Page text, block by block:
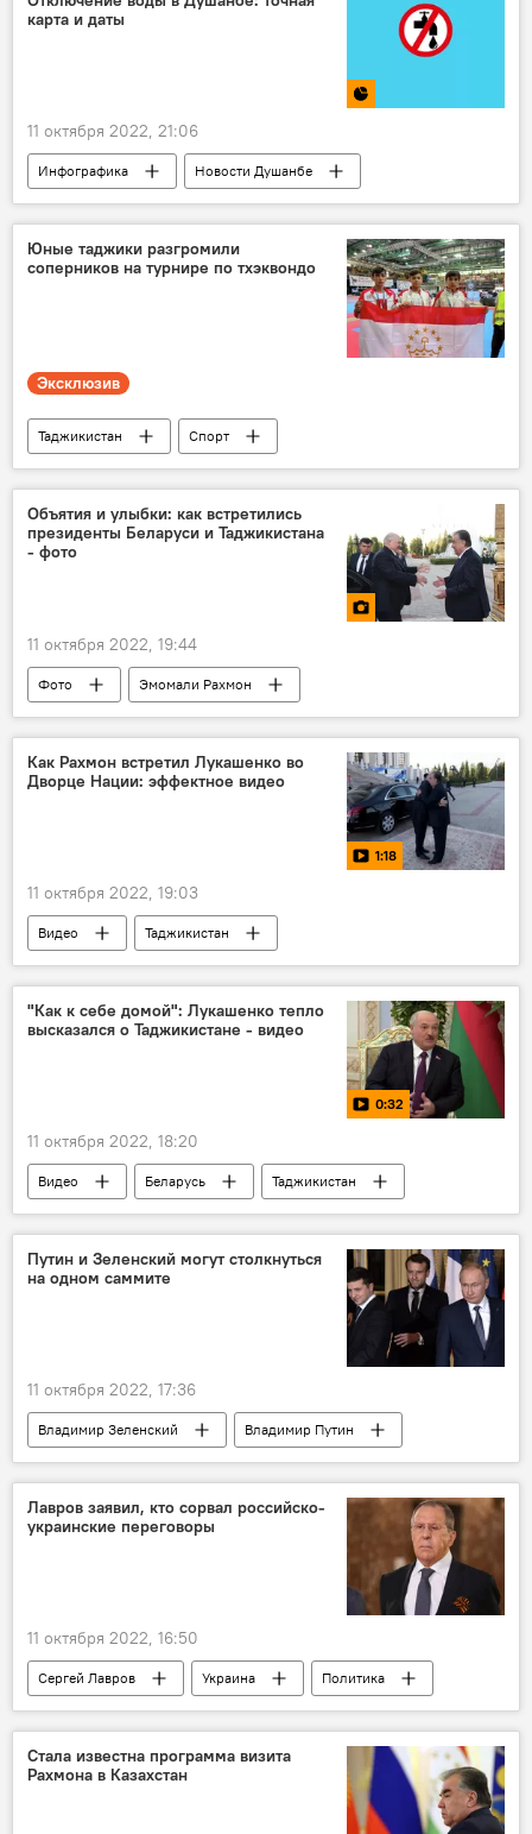
карта и даты
11 октября 2022, 21:06
Инфографика
Новости Душанбе
Общество
вода
Юные таджики разгромили
соперников на турнире по тхэквондо
Эксклюзив
Таджикистан
Спорт
Таджикистан: свежие новости спорта
тхэквондо
Объятия и улыбки: как встретились
президенты Беларуси и Таджикистана
- фото
11 октября 2022, 19:44
Фото
Эмомали Рахмон
Таджикистан
Политика
Беларусь
Новости Душанбе
Александр Лукашенко
Как Рахмон встретил Лукашенко во
Дворце Нации: эффектное видео
1:18
11 октября 2022, 19:03
Видео
Таджикистан
Александр Лукашенко
Эмомали Рахмон
Политика
Новости Душанбе
"Как к себе домой": Лукашенко тепло
высказался о Таджикистане - видео
0:32
11 октября 2022, 18:20
Видео Беларусь
Таджикистан
Эмомали Рахмон
Александр Лукашенко
Путин и Зеленский могут столкнуться
на одном саммите
11 октября 2022, 17:36
Владимир Зеленский
Владимир Путин
Политика
Лавров заявил, кто сорвал российско-
украинские переговоры
11 октября 2022, 16:50
Сергей Лавров Украина
Политика
Россия
Стала известна программа визита
Рахмона в Казахстан